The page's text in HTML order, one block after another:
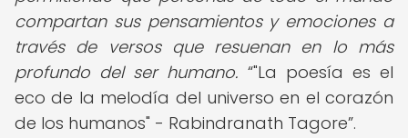
compartan sus pensamientos y emociones a
través de versos que resuenan en lo más
profundo del ser humano.
"La poesía es el
eco de la melodía del universo en el corazón
de los humanos" - Rabindranath Tagore .